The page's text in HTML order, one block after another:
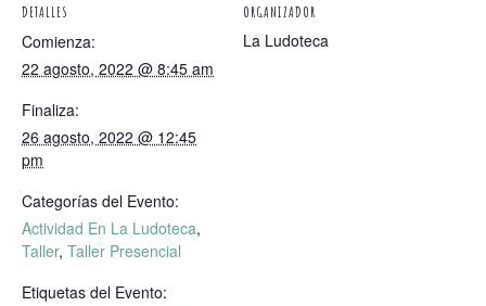
DETALLES
Comienza:
22 agosto, 2022 @ 8:45 am
Finaliza:
26 agosto, 2022 @ 12:45
pm
Categorías del Evento:
Actividad En La Ludoteca,
Taller, Taller Presencial
Etiquetas del Evento:
ORGANIZADOR
La Ludoteca